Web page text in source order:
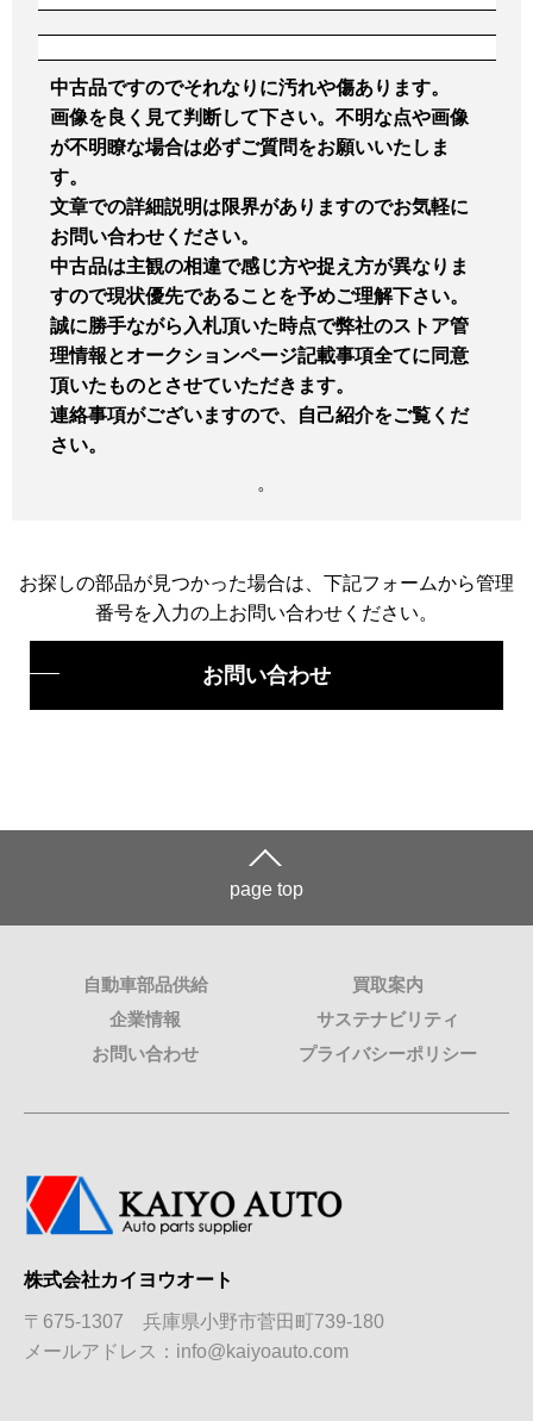
中古品ですのでそれなりに汚れや傷あります。
画像を良く見て判断して下さい。不明な点や画像
が不明瞭な場合は必ずご質問をお願いいたしま
す。
文章での詳細説明は限界がありますのでお気軽に
お問い合わせください。
中古品は主観の相違で感じ方や捉え方が異なりま
すので現状優先であることを予めご理解下さい。
誠に勝手ながら入札頂いた時点で弊社のストア管
理情報とオークションページ記載事項全てに同意
頂いたものとさせていただきます。
連絡事項がございますので、自己紹介をご覧くだ
さい。
。
お探しの部品が見つかった場合は、下記フォームから管理
番号を入力の上お問い合わせください。
お問い合わせ
page top
自動車部品供給
買取案内
企業情報
サステナビリティ
お問い合わせ
プライバシーポリシー
株式会社カイヨウオート
〒675-1307 兵庫県小野市菅田町739-180
メールアドレス：info
kaiyoauto.com